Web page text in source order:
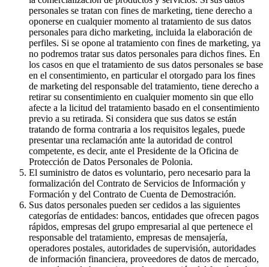
personales se tratan con fines de marketing, tiene derecho a
oponerse en cualquier momento al tratamiento de sus datos
personales para dicho marketing, incluida la elaboración de
perfiles. Si se opone al tratamiento con fines de marketing, ya
no podremos tratar sus datos personales para dichos fines. En
los casos en que el tratamiento de sus datos personales se base
en el consentimiento, en particular el otorgado para los fines
de marketing del responsable del tratamiento, tiene derecho a
retirar su consentimiento en cualquier momento sin que ello
afecte a la licitud del tratamiento basado en el consentimiento
previo a su retirada. Si considera que sus datos se están
tratando de forma contraria a los requisitos legales, puede
presentar una reclamación ante la autoridad de control
competente, es decir, ante el Presidente de la Oficina de
Protección de Datos Personales de Polonia.
El suministro de datos es voluntario, pero necesario para la
formalización del Contrato de Servicios de Información y
Formación y del Contrato de Cuenta de Demostración.
Sus datos personales pueden ser cedidos a las siguientes
categorías de entidades: bancos, entidades que ofrecen pagos
rápidos, empresas del grupo empresarial al que pertenece el
responsable del tratamiento, empresas de mensajería,
operadores postales, autoridades de supervisión, autoridades
de información financiera, proveedores de datos de mercado,